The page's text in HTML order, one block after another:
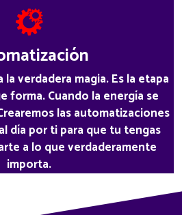
verdadera magia. Es la etapa
forma. Cuando la energía se
las automatizaciones
día por ti para que tu tengas
a lo que verdaderamente
importa.